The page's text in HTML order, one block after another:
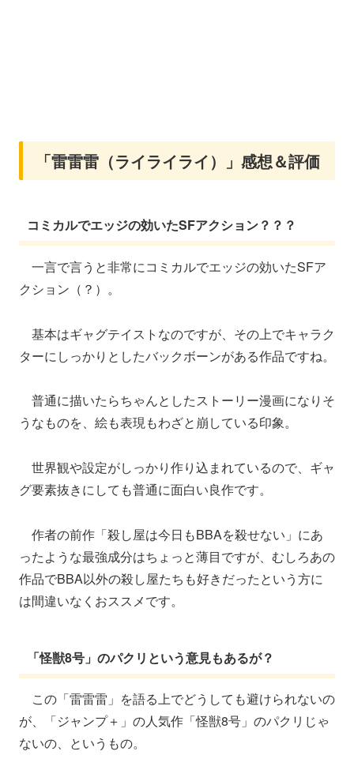
「雷雷雷（ライライライ）」感想＆評価
コミカルでエッジの効いたSFアクション？？？
一言で言うと非常にコミカルでエッジの効いたSFア
クション（？）。
基本はギャグテイストなのですが、その上でキャラク
ターにしっかりとしたバックボーンがある作品ですね。
普通に描いたらちゃんとしたストーリー漫画になりそ
うなものを、絵も表現もわざと崩している印象。
世界観や設定がしっかり作り込まれているので、ギャ
グ要素抜きにしても普通に面白い良作です。
作者の前作「殺し屋は今日もBBAを殺せない」にあ
ったような最強成分はちょっと薄目ですが、むしろあの
作品でBBA以外の殺し屋たちも好きだったという方に
は間違いなくおススメです。
「怪獣8号」のパクリという意見もあるが？
この「雷雷雷」を語る上でどうしても避けられないの
が、「ジャンプ＋」の人気作「怪獣8号」のパクリじゃ
ないの、というもの。